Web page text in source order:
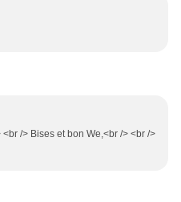
/> Bises et bon We,<br /> <br />